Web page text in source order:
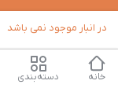
در انبار موجود نمی باشد
خانه دسته‌بندی